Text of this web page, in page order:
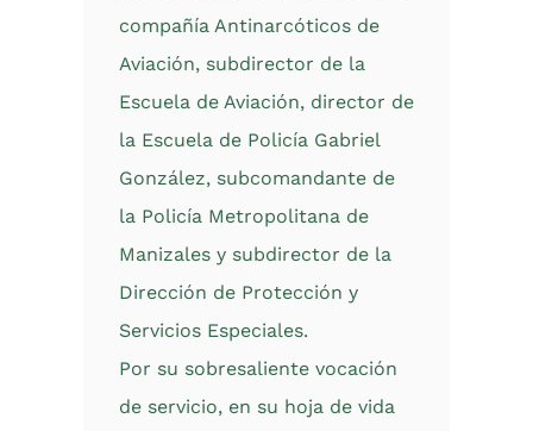
compañía Antinarcóticos de
Aviación, subdirector de la
Escuela de Aviación, director de
la Escuela de Policía Gabriel
González, subcomandante de
la Policía Metropolitana de
Manizales y subdirector de la
Dirección de Protección y
Servicios Especiales.
Por su sobresaliente vocación
de servicio, en su hoja de vida